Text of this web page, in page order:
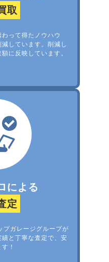
取
って得たノウハウ
しています。削減し
に反映しています。
による
定
プガレージグループが
と丁寧な査定で、安
！